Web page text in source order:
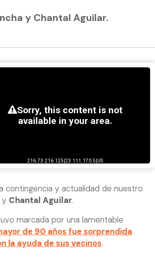
y Chantal Aguilar.
contingencia y actualidad de nuestro
y Chantal Aguilar.
marcada por una lamentable
de 90 años fue sorprendida
la ayuda de sus vecinos.